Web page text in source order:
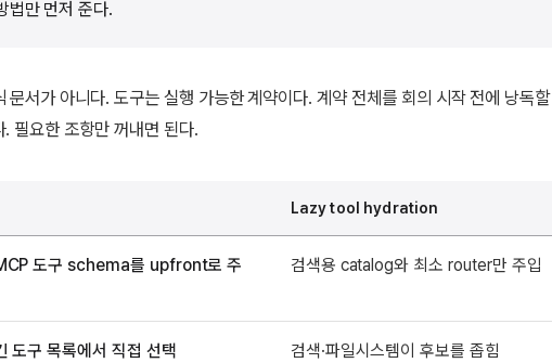
법만 먼저 준다.
문서가 아니다. 도구는 실행 가능한 계약이다. 계약 전체를 회의 시작 전에 낭독할
. 필요한 조항만 꺼내면 된다.
Lazy tool hydration
도구 schema를 upfront로 주
검색용 catalog와 최소 router만 주입
도구 목록에서 직접 선택 검색·파일시스템이 후보를 좁힘